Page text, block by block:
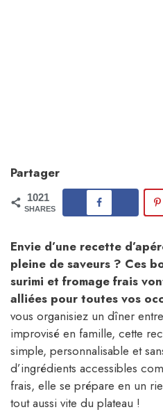
Partager
1021
SHARES
Envie d’une recette
pleine de saveurs ? Ces
surimi et fromage frais
alliées pour toutes vos
vous organisiez un dîner
improvisé en famille, cette
simple, personnalisable et
d’ingrédients accessibles
frais, elle se prépare en un
tout aussi vite du plateau !